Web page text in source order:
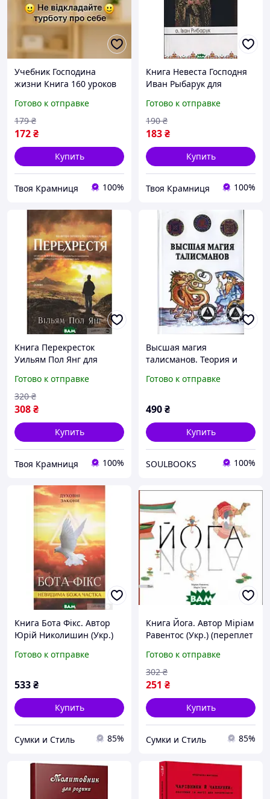
Учебник Господина
жизни Книга 160 уроков
самосовершенствования
и личностного роста
Эзотерика
Готово к отправке
172₴
179 ₴
Купить
Твоя Крамниця 100%
Книга Невеста Господня
Иван Рыбарук для
духовная литература
Готово к отправке
183₴
190 ₴
Купить
Твоя Крамниця 100%
Книга Перекресток
Уильям Пол Янг для
Готово к отправке
308₴
320 ₴
Купить
Твоя Крамниця 100%
Высшая магия
талисманов. Теория и
талисманостроения.
Готово к отправке
490₴
Купить
SOULBOOKS 100%
Книга Бота Фікс. Автор
Юрій Николишин (Укр.)
17
Готово к отправке
533₴
Купить
Сумки и Стиль 85%
Книга Йога. Автор Міріам
Равентос (Укр.) (переплет
Готово к отправке
251 ₴
302 ₴
Купить
Сумки и Стиль 85%